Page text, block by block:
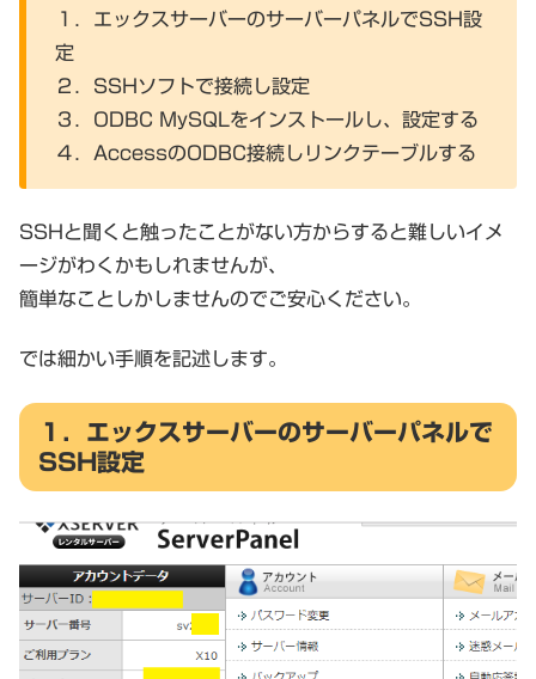
１．エックスサーバーのサーバーパネルでSSH設
定
２．SSHソフトで接続し設定
３．ODBC MySQLをインストールし、設定する
４．AccessのODBC接続しリンクテーブルする
SSHと聞くと触ったことがない方からすると難しいイメ
ージがわくかもしれませんが、
簡単なことしかしませんのでご安心ください。
では細かい手順を記述します。
１．エックスサーバーのサーバーパネルで
SSH設定